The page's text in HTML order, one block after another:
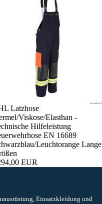
Latzhose
Viskose/Elasthan -
Hilfeleistung
EN 16689
Leuchtorange Lange
EUR
Einsatzkleidung und